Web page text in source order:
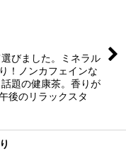
びました。ミネラル
！ノンカフェインな
題の健康茶。香りが
後のリラックスタ